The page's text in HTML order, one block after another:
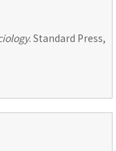
. Standard Press,